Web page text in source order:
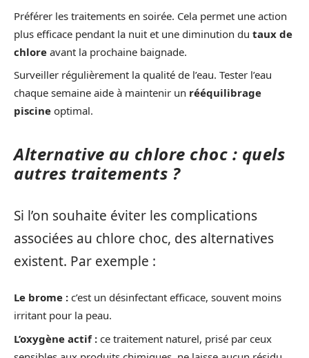
Préférer les traitements en soirée. Cela permet une action
plus efficace pendant la nuit et une diminution du taux de
chlore avant la prochaine baignade.
Surveiller régulièrement la qualité de l’eau. Tester l’eau
chaque semaine aide à maintenir un rééquilibrage
piscine optimal.
Alternative au chlore choc : quels
autres traitements ?
Si l’on souhaite éviter les complications
associées au chlore choc, des alternatives
existent. Par exemple :
Le brome : c’est un désinfectant efficace, souvent moins
irritant pour la peau.
L’oxygène actif : ce traitement naturel, prisé par ceux